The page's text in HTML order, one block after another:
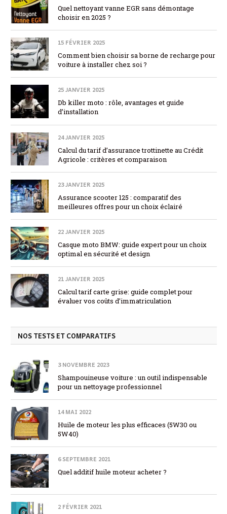
Quel nettoyant vanne EGR sans démontage
choisir en 2025 ?
15 FÉVRIER 2025
Comment bien choisir sa borne de recharge pour
voiture à installer chez soi ?
25 JANVIER 2025
Db killer moto : rôle, avantages et guide
d’installation
24 JANVIER 2025
Calcul du tarif d’assurance trottinette au Crédit
Agricole : critères et comparaison
23 JANVIER 2025
Assurance scooter 125 : comparatif des
meilleures offres pour un choix éclairé
22 JANVIER 2025
Casque moto BMW: guide expert pour un choix
optimal en sécurité et design
21 JANVIER 2025
Calcul tarif carte grise: guide complet pour
évaluer vos coûts d’immatriculation
NOS TESTS ET COMPARATIFS
3 NOVEMBRE 2023
Shampouineuse voiture : un outil indispensable
pour un nettoyage professionnel
14 MAI 2022
Huile de moteur les plus efficaces (5W30 ou
5W40)
6 SEPTEMBRE 2021
Quel additif huile moteur acheter ?
2 FÉVRIER 2021